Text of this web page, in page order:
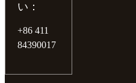
い：
+86 411
84390017